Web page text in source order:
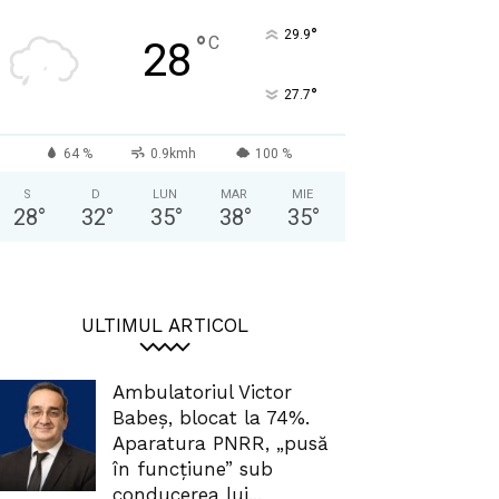
28 °C 29.9°
27.7°
64 % 0.9kmh 100 %
S
28°
D
32°
LUN
35°
MAR
38°
MIE
35°
ULTIMUL ARTICOL
Ambulatoriul Victor
Babeș, blocat la 74%.
Aparatura PNRR, „pusă
în funcțiune” sub
conducerea lui...